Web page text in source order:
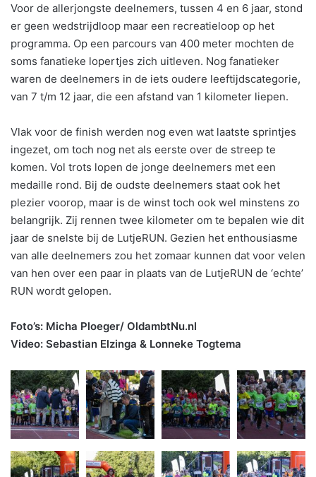
Voor de allerjongste deelnemers, tussen 4 en 6 jaar, stond
er geen wedstrijdloop maar een recreatieloop op het
programma. Op een parcours van 400 meter mochten de
soms fanatieke lopertjes zich uitleven. Nog fanatieker
waren de deelnemers in de iets oudere leeftijdscategorie,
van 7 t/m 12 jaar, die een afstand van 1 kilometer liepen.
Vlak voor de finish werden nog even wat laatste sprintjes
ingezet, om toch nog net als eerste over de streep te
komen. Vol trots lopen de jonge deelnemers met een
medaille rond. Bij de oudste deelnemers staat ook het
plezier voorop, maar is de winst toch ook wel minstens zo
belangrijk. Zij rennen twee kilometer om te bepalen wie dit
jaar de snelste bij de LutjeRUN. Gezien het enthousiasme
van alle deelnemers zou het zomaar kunnen dat voor velen
van hen over een paar in plaats van de LutjeRUN de ‘echte’
RUN wordt gelopen.
Foto’s: Micha Ploeger/ OldambtNu.nl
Video: Sebastian Elzinga & Lonneke Togtema